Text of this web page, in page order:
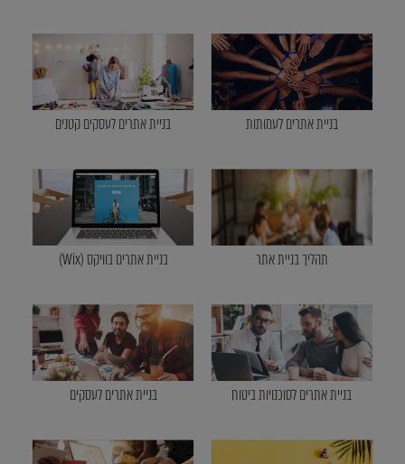
בניית אתרים לעמותות בניית אתרים לעסקים קטנים
תהליך בניית אתר בניית אתרים בוויקס (Wix)
בניית אתרים לסוכנויות ביטוח בניית אתרים לעסקים